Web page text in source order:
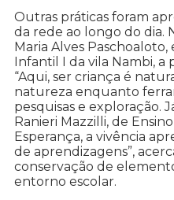
Outras práticas foram
da rede ao longo do dia.
Maria Alves
Infantil I da vila Nambi, a
“Aqui, ser criança é
natureza enquanto
pesquisas e exploração.
Ranieri Mazzilli, de
Esperança, a vivência
de aprendizagens”,
conservação de
entorno escolar.